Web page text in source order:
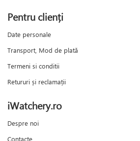
Pentru clienți
Date personale
Transport, Mod de plată
Termeni si conditii
Retururi și reclamații
iWatchery.ro
Despre noi
Contacte